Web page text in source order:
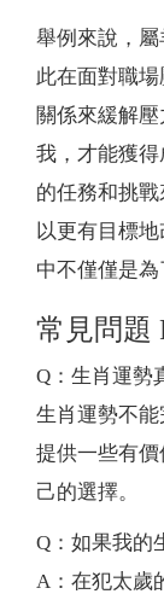
舉例來說，
此在面對職
關係來緩解
我，才能獲
的任務和挑
以更有目標
中不僅僅是為
常見問題
Q：生肖運勢
生肖運勢不
提供一些有
己的選擇。
Q：如果我的
A：在犯太歲